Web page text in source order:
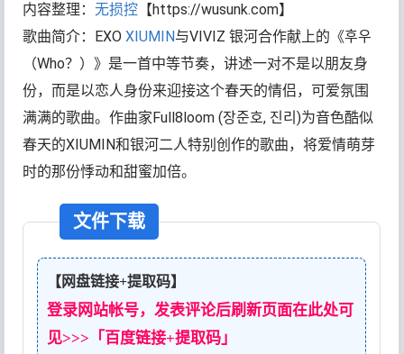
内容整理：无损控 【https://wusunk.com】
歌曲简介：EXOXIUMIN与VIVIZ 银河合作献上的《후우
（Who？）》是一首中等节奏，讲述一对不是以朋友身
份，而是以恋人身份来迎接这个春天的情侣，可爱氛围
满满的歌曲。作曲家Full8loom (장준호, 진리)为音色酷似
春天的XIUMIN和银河二人特别创作的歌曲，将爱情萌芽
时的那份悸动和甜蜜加倍。
文件下载
【网盘链接+提取码】
登录网站帐号，发表评论后刷新页面在此处可
见>>>「百度链接+提取码」